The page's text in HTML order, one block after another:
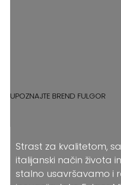
UPOZNAJTE BREND FULGOR
Strast za kvalitetom,
italijanski način života
stalno usavršavamo i